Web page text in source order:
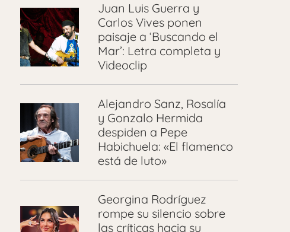
Juan Luis Guerra y
Carlos Vives ponen
paisaje a ‘Buscando el
Mar’: Letra completa y
Videoclip
Alejandro Sanz, Rosalía
y Gonzalo Hermida
despiden a Pepe
Habichuela: «El flamenco
está de luto»
Georgina Rodríguez
rompe su silencio sobre
las críticas hacia su